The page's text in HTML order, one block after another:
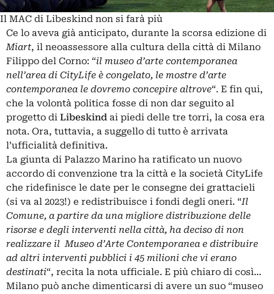
Il MAC di Libeskind non si farà più
Ce lo aveva già anticipato, durante la scorsa edizione di
Miart, il neoassessore alla cultura della città di Milano
Filippo del Corno: “il museo d’arte contemporanea
nell’area di CityLife è congelato, le mostre d’arte
contemporanea le dovremo concepire altrove“. E fin qui,
che la volontà politica fosse di non dar seguito al
progetto di Libeskind ai piedi delle tre torri, la cosa era
nota. Ora, tuttavia, a suggello di tutto è arrivata
l’ufficialità definitiva.
La giunta di Palazzo Marino ha ratificato un nuovo
accordo di convenzione tra la città e la società CityLife
che ridefinisce le date per le consegne dei grattacieli
(si va al 2023!) e redistribuisce i fondi degli oneri. “Il
Comune, a partire da una migliore distribuzione delle
risorse e degli interventi nella città, ha deciso di non
realizzare il Museo d’Arte Contemporanea e distribuire
ad altri interventi pubblici i 45 milioni che vi erano
destinati“, recita la nota ufficiale. E più chiaro di così…
Milano può anche dimenticarsi di avere un suo “museo